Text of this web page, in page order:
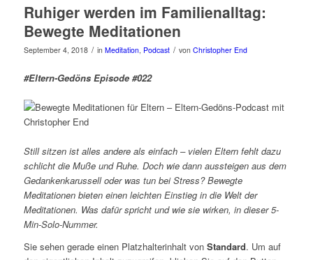
Ruhiger werden im Familienalltag:
Bewegte Meditationen
September 4, 2018 / in Meditation, Podcast / von Christopher End
#Eltern-Gedöns Episode #022
Still sitzen ist alles andere als einfach – vielen Eltern fehlt dazu
schlicht die Muße und Ruhe. Doch wie dann aussteigen aus dem
Gedankenkarussell oder was tun bei Stress? Bewegte
Meditationen bieten einen leichten Einstieg in die Welt der
Meditationen. Was dafür spricht und wie sie wirken, in dieser 5-
Min-Solo-Nummer.
Sie sehen gerade einen Platzhalterinhalt von Standard. Um auf